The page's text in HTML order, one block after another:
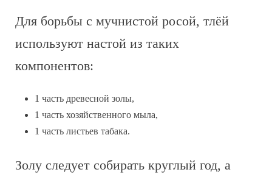
Для борьбы с мучнистой росой, тлёй
используют настой из таких
компонентов:
1 часть древесной золы,
1 часть хозяйственного мыла,
1 часть листьев табака.
Золу следует собирать круглый год, а